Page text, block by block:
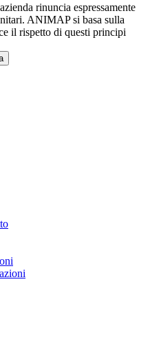
rinuncia espressamente
ANIMAP si basa sulla
il rispetto di questi principi